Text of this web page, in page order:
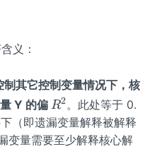
义：
制其它控制变量情况下，核
Y 的偏 R^
{2}
R2 。此处等于 0.
（即遗漏变量解释被解释
变量需要至少解释核心解